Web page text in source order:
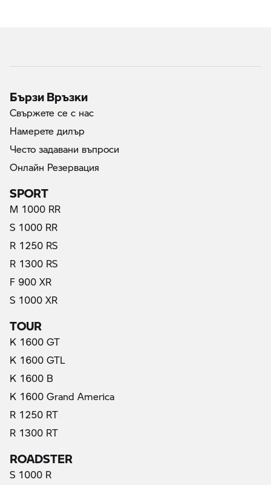
Бързи Връзки
Свържете се с нас
Намерете дилър
Често задавани въпроси
Онлайн Резервация
SPORT
M 1000 RR
S 1000 RR
R 1250 RS
R 1300 RS
F 900 XR
S 1000 XR
TOUR
K 1600 GT
K 1600 GTL
K 1600 B
K 1600 Grand America
R 1250 RT
R 1300 RT
ROADSTER
S 1000 R